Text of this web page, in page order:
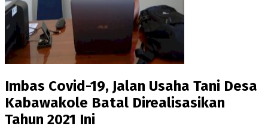
Imbas Covid-19, Jalan Usaha Tani Desa
Kabawakole Batal Direalisasikan
Tahun 2021 Ini